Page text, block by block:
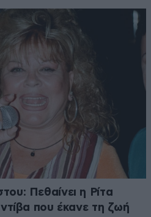
Πεθαίνει η Ρίτα
που έκανε τη ζωή